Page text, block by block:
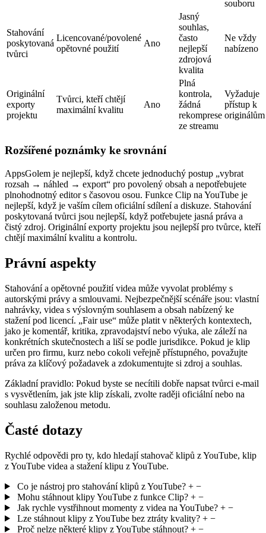
souboru
Stahování
poskytovaná
tvůrci
Licencované/povolené
opětovné použití
Ano
Jasný
souhlas,
často
nejlepší
zdrojová
kvalita
Ne vždy
nabízeno
Originální
exporty
projektu
Tvůrci, kteří chtějí
maximální kvalitu
Ano
Plná
kontrola,
žádná
rekomprese
ze streamu
Vyžaduje
přístup k
originálům
Rozšířené poznámky ke srovnání
AppsGolem je nejlepší, když chcete jednoduchý postup „vybrat
rozsah → náhled → export“ pro povolený obsah a nepotřebujete
plnohodnotný editor s časovou osou. Funkce Clip na YouTube je
nejlepší, když je vaším cílem oficiální sdílení a diskuze. Stahování
poskytovaná tvůrci jsou nejlepší, když potřebujete jasná práva a
čistý zdroj. Originální exporty projektu jsou nejlepší pro tvůrce, kteří
chtějí maximální kvalitu a kontrolu.
Právní aspekty
Stahování a opětovné použití videa může vyvolat problémy s
autorskými právy a smlouvami. Nejbezpečnější scénáře jsou: vlastní
nahrávky, videa s výslovným souhlasem a obsah nabízený ke
stažení pod licencí. „Fair use“ může platit v některých kontextech,
jako je komentář, kritika, zpravodajství nebo výuka, ale záleží na
konkrétních skutečnostech a liší se podle jurisdikce. Pokud je klip
určen pro firmu, kurz nebo cokoli veřejně přístupného, považujte
práva za klíčový požadavek a zdokumentujte si zdroj a souhlas.
Základní pravidlo: Pokud byste se necítili dobře napsat tvůrci e-mail
s vysvětlením, jak jste klip získali, zvolte raději oficiální nebo na
souhlasu založenou metodu.
Časté dotazy
Rychlé odpovědi pro ty, kdo hledají stahovač klipů z YouTube, klip
z YouTube videa a stažení klipu z YouTube.
Co je nástroj pro stahování klipů z YouTube? + −
Mohu stáhnout klipy YouTube z funkce Clip? + −
Jak rychle vystřihnout momenty z videa na YouTube? + −
Lze stáhnout klipy z YouTube bez ztráty kvality? + −
Proč nelze některé klipy z YouTube stáhnout? + −